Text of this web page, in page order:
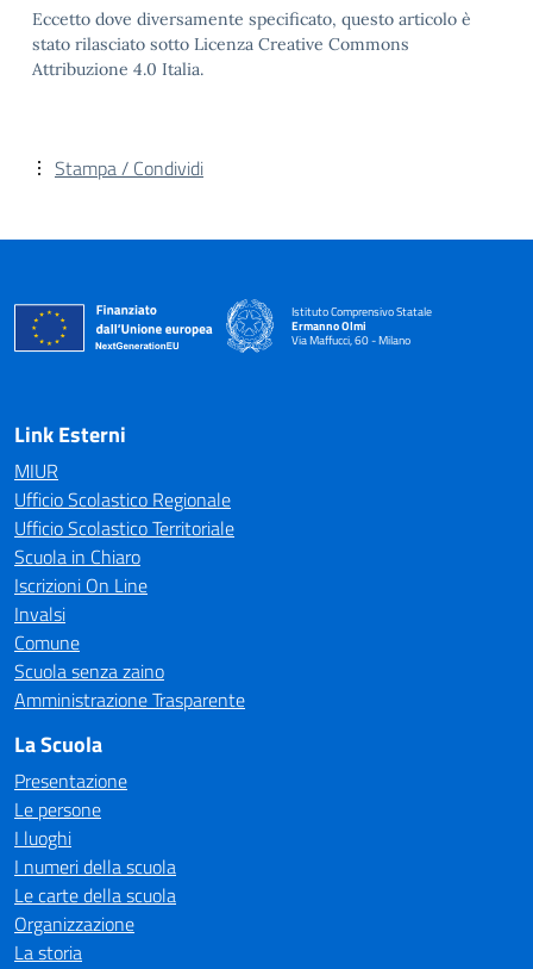
Eccetto dove diversamente specificato, questo articolo è
stato rilasciato sotto Licenza Creative Commons
Attribuzione 4.0 Italia.
Stampa / Condividi
Istituto Comprensivo Statale
Ermanno Olmi
Via Maffucci, 60 - Milano
Link Esterni
MIUR
Ufficio Scolastico Regionale
Ufficio Scolastico Territoriale
Scuola in Chiaro
Iscrizioni On Line
Invalsi
Comune
Scuola senza zaino
Amministrazione Trasparente
La Scuola
Presentazione
Le persone
I luoghi
I numeri della scuola
Le carte della scuola
Organizzazione
La storia